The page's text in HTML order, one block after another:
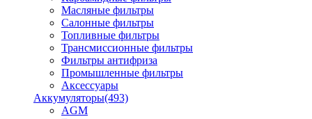
Масляные фильтры
Салонные фильтры
Топливные фильтры
Трансмиссионные фильтры
Фильтры антифриза
Промышленные фильтры
Аксессуары
Аккумуляторы(493)
AGM